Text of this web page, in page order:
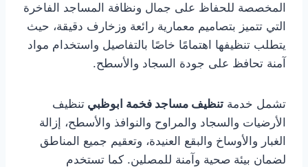
المخصصة للحفاظ على جمال ونظافة المساجد الفاخرة
التي تتميز بتصاميم معمارية رائعة وزخارف دقيقة، حيث
يتطلب تنظيفها اهتمامًا خاصًا بالتفاصيل واستخدام مواد
آمنة تحافظ على جودة السجاد والأسطح.
تشمل خدمة تنظيف مساجد فخمة ابوظبي تنظيف
الأرضيات والسجاد والمراوح والنوافذ والأسطح، إزالة
الغبار والأوساخ والبقع العنيدة، وتعقيم جميع المناطق
لضمان بيئة صحية وآمنة للمصلين. كما تستخدم